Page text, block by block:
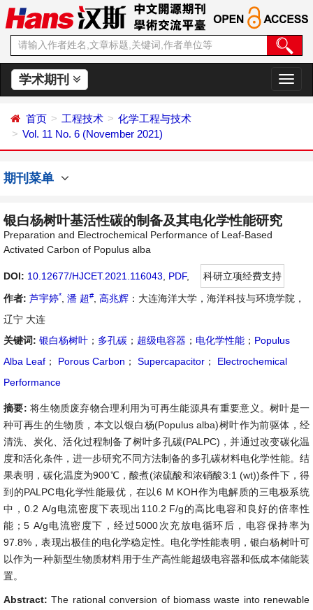
学术期刊
切
换
首页 工程技术
化学工程与技术
Vol. 11 No. 6 (November 2021)
期刊菜单
银白杨树叶基活性碳的制备及其电化学性能研究
Preparation and Electrochemical Performance of Leaf-Based
Activated Carbon of Populus alba
DOI: 10.12677/HJCET.2021.116043 PDF,
科研立项经费支持
作者: 芦宇婷* 潘 超# 高兆辉 ：大连海洋大学，海洋科技与环境学院，
辽宁 大连
关键词: 银白杨树叶 ； 多孔碳 ； 超级电容器 ； 电化学性能 ； Populus
Alba Leaf ； Porous Carbon ； Supercapacitor ；
Electrochemical
Performance
摘要: 将生物质废弃物合理利用为可再生能源具有重要意义。树叶是一
种可再生的生物质，本文以银白杨(Populus alba)树叶作为前驱体，经
清洗、炭化、活化过程制备了树叶多孔碳(PALPC)，并通过改变碳化温
度和活化条件，进一步研究不同方法制备的多孔碳材料电化学性能。结
果表明，碳化温度为900℃，酸煮(浓硫酸和浓硝酸3:1 (wt))条件下，得
到的PALPC电化学性能最优，在以6 M KOH作为电解质的三电极系统
中，0.2 A/g电流密度下表现出110.2 F/g的高比电容和良好的倍率性
能；5 A/g电流密度下，经过5000次充放电循环后，电容保持率为
97.8%，表现出极佳的电化学稳定性。电化学性能表明，银白杨树叶可
以作为一种新型生物质材料用于生产高性能超级电容器和低成本储能装
置。
Abstract:The rational conversion of biomass waste into renewable